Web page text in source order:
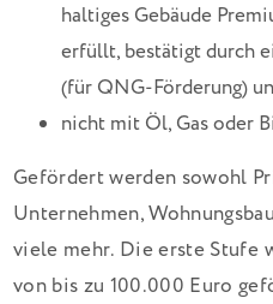
haltiges Gebäude
erfüllt, bestätigt durch
(für QNG-Förderung)
nicht mit Öl, Gas oder
Gefördert werden sowohl
Unternehmen,
viele mehr. Die erste Stufe
von bis zu 100.000 Euro